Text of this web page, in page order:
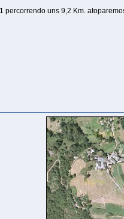
percorrendo uns 9,2 Km.